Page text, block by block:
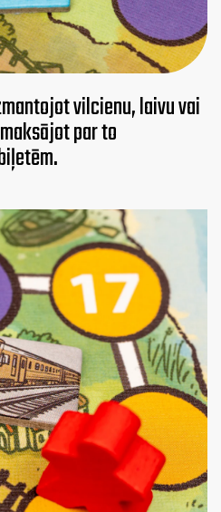
vilcienu, laivu vai
par to